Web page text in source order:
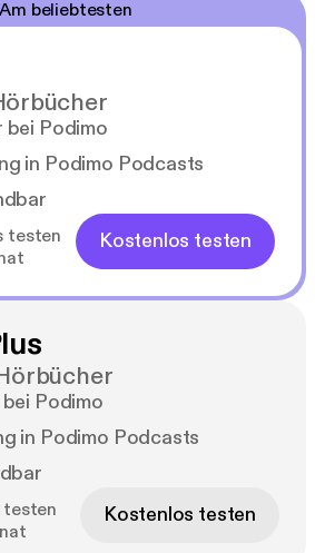
Am beliebtesten
bei Podimo
in Podimo Podcasts
testen
Kostenlos testen
Podimo
in Podimo Podcasts
testen
Kostenlos testen